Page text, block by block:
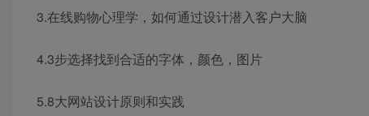
3.在线购物心理学，如何通过设计潜入客户大脑
4.3步选择找到合适的字体，颜色，图片
5.8大网站设计原则和实践